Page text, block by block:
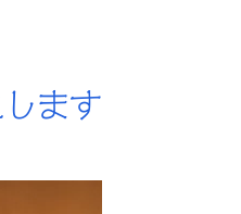
ます